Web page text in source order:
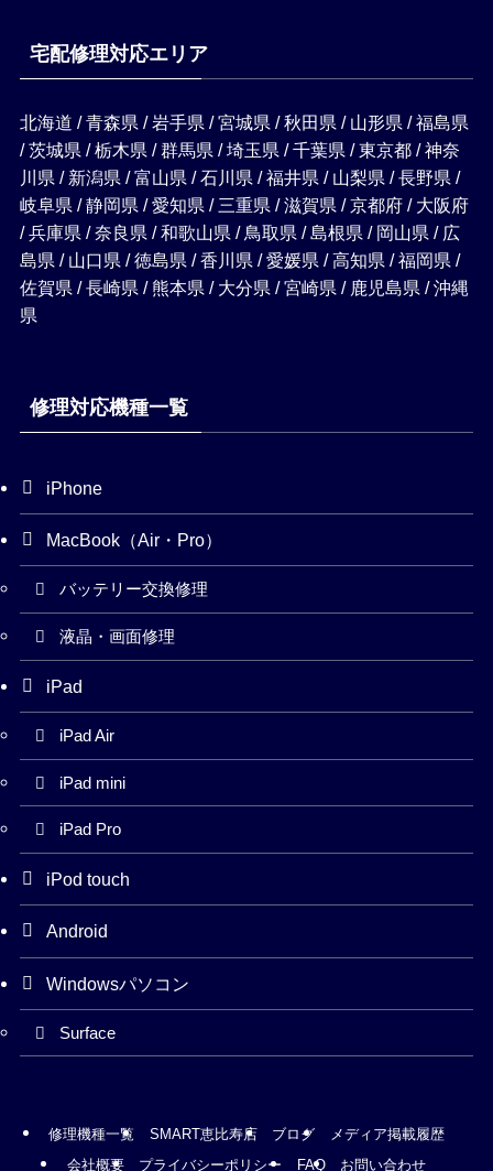
宅配修理対応エリア
北海道 / 青森県 / 岩手県 / 宮城県 / 秋田県 / 山形県 / 福島県
/ 茨城県 / 栃木県 / 群馬県 / 埼玉県 / 千葉県 / 東京都 / 神奈
川県 / 新潟県 / 富山県 / 石川県 / 福井県 / 山梨県 / 長野県 /
岐阜県 / 静岡県 / 愛知県 / 三重県 / 滋賀県 / 京都府 / 大阪府
/ 兵庫県 / 奈良県 / 和歌山県 / 鳥取県 / 島根県 / 岡山県 / 広
島県 / 山口県 / 徳島県 / 香川県 / 愛媛県 / 高知県 / 福岡県 /
佐賀県 / 長崎県 / 熊本県 / 大分県 / 宮崎県 / 鹿児島県 / 沖縄
県
修理対応機種一覧
iPhone
MacBook（Air・Pro）
バッテリー交換修理
液晶・画面修理
iPad
iPad Air
iPad mini
iPad Pro
iPod touch
Android
Windowsパソコン
Surface
修理機種一覧 SMART恵比寿店 ブログ
メディア掲載履歴
会社概要
プライバシーポリシー FAQ お問い合わせ